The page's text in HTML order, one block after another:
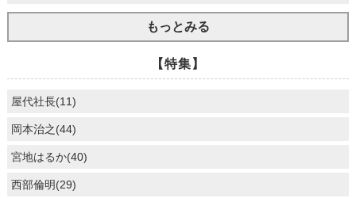
もっとみる
【特集】
屋代社長(11)
岡本治之(44)
宮地はるか(40)
西部倫明(29)